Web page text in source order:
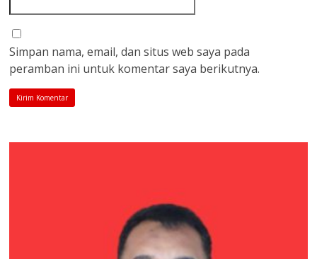
Simpan nama, email, dan situs web saya pada
peramban ini untuk komentar saya berikutnya.